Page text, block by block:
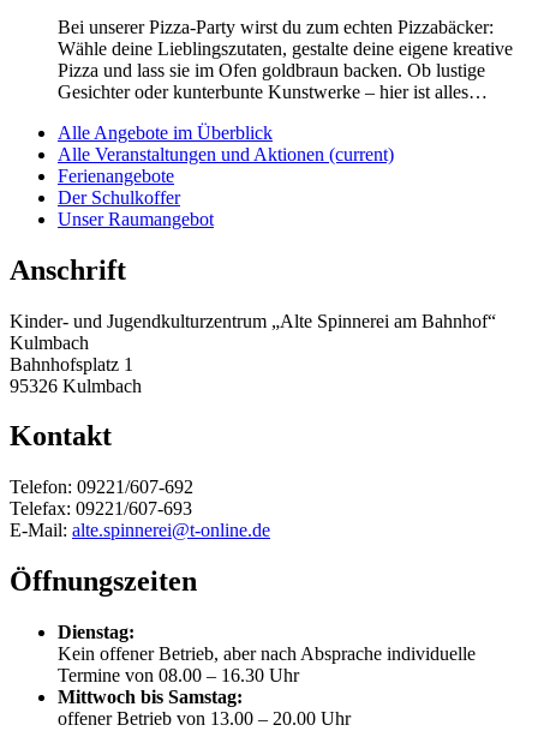
Bei unserer Pizza-Party wirst du zum echten Pizzabäcker:
Wähle deine Lieblingszutaten, gestalte deine eigene kreative
Pizza und lass sie im Ofen goldbraun backen. Ob lustige
Gesichter oder kunterbunte Kunstwerke – hier ist alles…
Alle Angebote im Überblick
Alle Veranstaltungen und Aktionen (current)
Ferienangebote
Der Schulkoffer
Unser Raumangebot
Anschrift
Kinder- und Jugendkulturzentrum „Alte Spinnerei am Bahnhof“
Kulmbach
Bahnhofsplatz 1
95326 Kulmbach
Kontakt
Telefon: 09221/607-692
Telefax: 09221/607-693
E-Mail: alte.spinnerei@t-online.de
Öffnungszeiten
Dienstag:
Kein offener Betrieb, aber nach Absprache individuelle
Termine von 08.00 – 16.30 Uhr
Mittwoch bis Samstag:
offener Betrieb von 13.00 – 20.00 Uhr